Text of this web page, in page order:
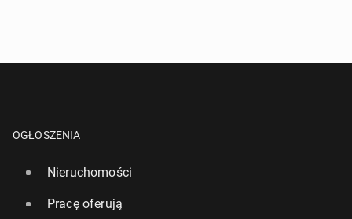
OGŁOSZENIA
Nieruchomości
Pracę oferują